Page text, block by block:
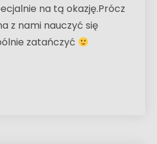
na tą okazję.Prócz
z nami nauczyć się
zatańczyć